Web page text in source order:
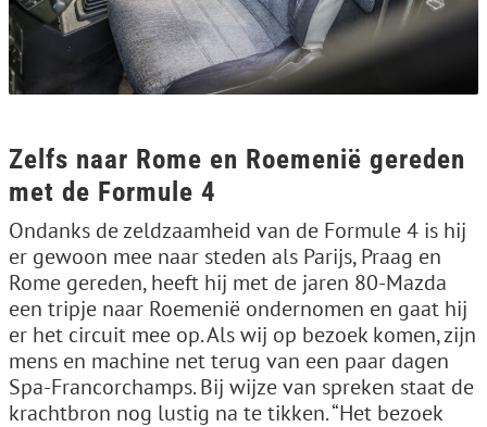
Zelfs naar Rome en Roemenië gereden
met de Formule 4
Ondanks de zeldzaamheid van de Formule 4 is hij
er gewoon mee naar steden als Parijs, Praag en
Rome gereden, heeft hij met de jaren 80-Mazda
een tripje naar Roemenië ondernomen en gaat hij
er het circuit mee op. Als wij op bezoek komen, zijn
mens en machine net terug van een paar dagen
Spa-Francorchamps. Bij wijze van spreken staat de
krachtbron nog lustig na te tikken. “Het bezoek